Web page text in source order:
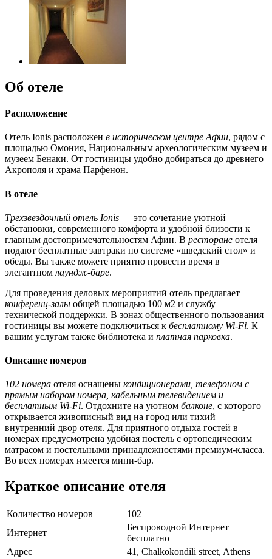
Об отеле
Расположение
Отель Ionis расположен в историческом центре Афин, рядом с
площадью Омония, Национальным археологическим музеем и
музеем Бенаки. От гостиницы удобно добираться до древнего
Акрополя и храма Парфенон.
В отеле
Трехзвездочный отель Ionis — это сочетание уютной
обстановки, современного комфорта и удобной близости к
главным достопримечательностям Афин. В ресторане отеля
подают бесплатные завтраки по системе «шведский стол» и
обеды. Вы также можете приятно провести время в
элегантном лаундж-баре.
Для проведения деловых мероприятий отель предлагает
конференц-залы общей площадью 100 м2 и службу
технической поддержки. В зонах общественного пользования
гостиницы вы можете подключиться к бесплатному Wi-Fi. К
вашим услугам также библиотека и платная парковка.
Описание номеров
102 номера отеля оснащены кондиционерами, телефоном с
прямым набором номера, кабельным телевидением и
бесплатным Wi-Fi. Отдохните на уютном балконе, с которого
открывается живописный вид на город или тихий
внутренний двор отеля. Для приятного отдыха гостей в
номерах предусмотрена удобная постель с ортопедическим
матрасом и постельными принадлежностями премиум-класса.
Во всех номерах имеется мини-бар.
Краткое описание отеля
Количество номеров
102
Интернет
Беспроводной Интернет
бесплатно
Адрес
41, Chalkokondili street, Athens